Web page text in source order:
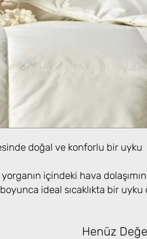
doğal ve konforlu bir uyku
içindeki hava
ideal sıcaklıkta bir uyku
Henüz